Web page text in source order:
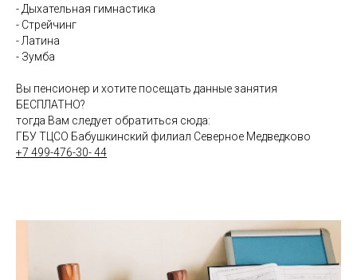
- Дыхательная гимнастика
- Стрейчинг
- Латина
- Зумба
Вы пенсионер и хотите посещать данные занятия
БЕСПЛАТНО?
тогда Вам следует обратиться сюда:
ГБУ ТЦСО Бабушкинский филиал Северное Медведково
+7 499-476-30- 44